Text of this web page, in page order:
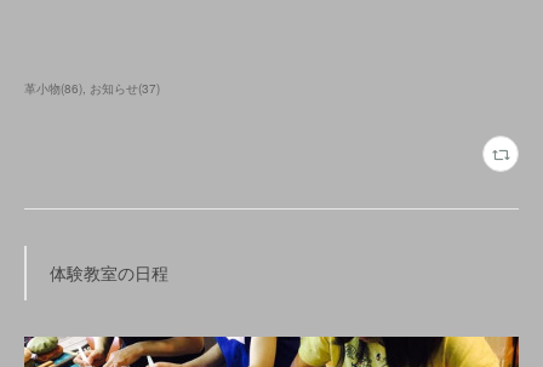
革小物(86) お知らせ(37)
体験教室の日程